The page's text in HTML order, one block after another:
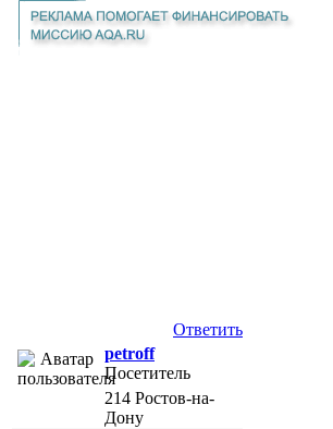
Ответить
petroff
Посетитель
214 Ростов-на-
Дону